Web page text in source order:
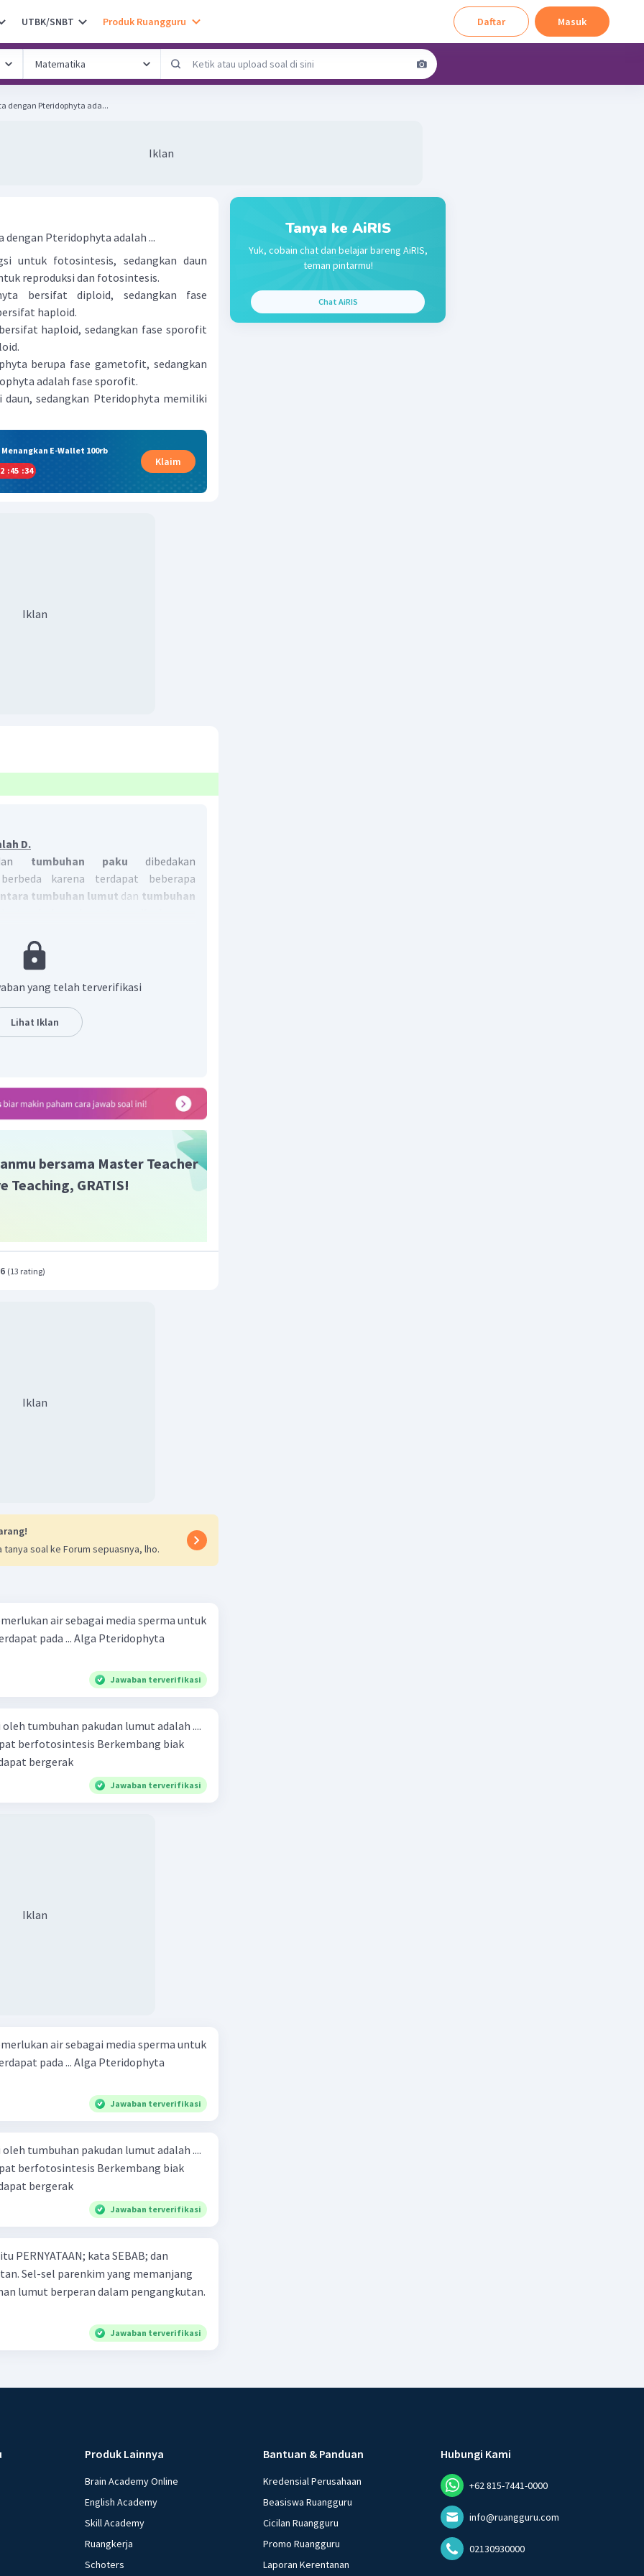
UTBK/SNBT Produk Ruangguru Daftar Masuk
dengan Pteridophyta ada...
Iklan
Pteridophyta adalah ...
untuk fotosintesis, sedangkan daun
reproduksi dan fotosintesis.
bersifat diploid, sedangkan fase
haploid.
haploid, sedangkan fase sporofit
berupa fase gametofit, sedangkan
adalah fase sporofit.
sedangkan Pteridophyta memiliki
E-Wallet 100rb
:45 :33
Klaim
Iklan
D.
tumbuhan paku dibedakan
karena terdapat beberapa
tumbuhan lumut dan tumbuhan
(akar, batang, daun sudah bisa
,
sedangkan padatumbuhan paku
jaringan pembuluh
jaringan pembuluh angkut
yang telah terverifikasi
Lihat Iklan
bersama Master Teacher
Teaching, GRATIS!
(13 rating)
Iklan
tanya soal ke Forum sepuasnya, lho.
air sebagai media sperma untuk
Alga Pteridophyta
Jawaban terverifikasi
tumbuhan pakudan lumut adalah ....
dapat bergerak
Jawaban terverifikasi
Iklan
air sebagai media sperma untuk
Alga Pteridophyta
Jawaban terverifikasi
tumbuhan pakudan lumut adalah ....
dapat bergerak
Jawaban terverifikasi
PERNYATAAN; kata SEBAB; dan
lumut berperan dalam pengangkutan.
Jawaban terverifikasi
Tanya ke AiRIS
Yuk, cobain chat dan belajar bareng AiRIS,
teman pintarmu!
Chat AiRIS
Produk Lainnya
Brain Academy Online
English Academy
Skill Academy
Ruangkerja
Schoters
Bantuan & Panduan
Kredensial Perusahaan
Beasiswa Ruangguru
Cicilan Ruangguru
Promo Ruangguru
Laporan Kerentanan
Hubungi Kami
+62 815-7441-0000
info@ruangguru.com
02130930000